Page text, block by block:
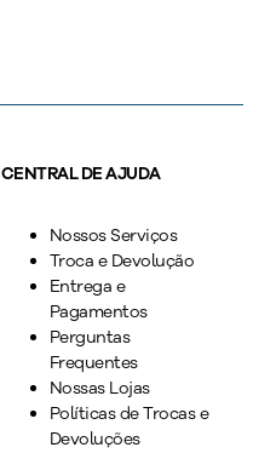
CENTRAL DE AJUDA
Nossos Serviços
Troca e Devolução
Entrega e
Pagamentos
Perguntas
Frequentes
Nossas Lojas
Políticas de Trocas e
Devoluções